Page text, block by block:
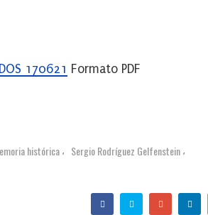
170621 Formato PDF
histórica , Sergio Rodríguez Gelfenstein ,